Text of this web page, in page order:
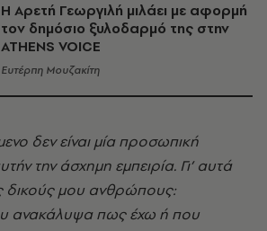
H Αρετή Γεωργιλή μιλάει με αφορμή
τον δημόσιο ξυλοδαρμό της στην
ATHENS VOICE
Ευτέρπη Μουζακίτη
δεν είναι μία προσωπική
την άσχημη εμπειρία. Γι’ αυτά
δικούς μου ανθρώπους:
ανακάλυψα πως έχω ή που